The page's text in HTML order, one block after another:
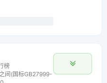
榜
间(国标GB27999-